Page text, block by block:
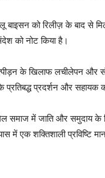
को रिलीज़ के बाद से
को नोट किया है।
के खिलाफ लचीलेपन और
प्रदर्शन और सहायक
समाज में जाति और समुदाय के
में एक शक्तिशाली प्रविष्टि